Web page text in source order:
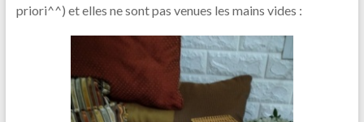
priori^^) et elles ne sont pas venues les mains vides :